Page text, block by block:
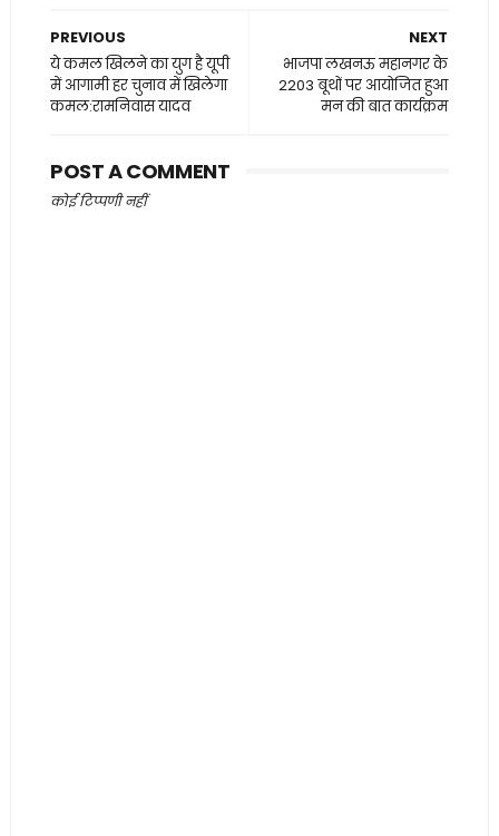
NEXT
भाजपा लखनऊ महानगर के
2203 बूथों पर आयोजित हुआ
मन की बात कार्यक्रम
PREVIOUS
ये कमल खिलने का युग है यूपी
में आगामी हर चुनाव में खिलेगा
कमल:रामनिवास यादव
POST A COMMENT
कोई टिप्पणी नहीं